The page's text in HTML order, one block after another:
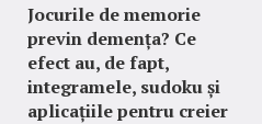
Jocurile de memorie
previn demența? Ce
efect au, de fapt,
integramele, sudoku și
aplicațiile pentru creier